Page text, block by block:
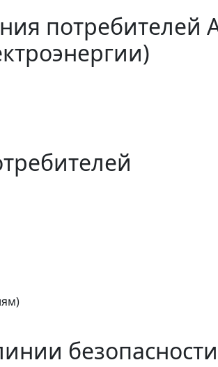
потребителей
безопасности